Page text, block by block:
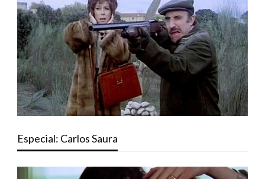
Especial: Carlos Saura